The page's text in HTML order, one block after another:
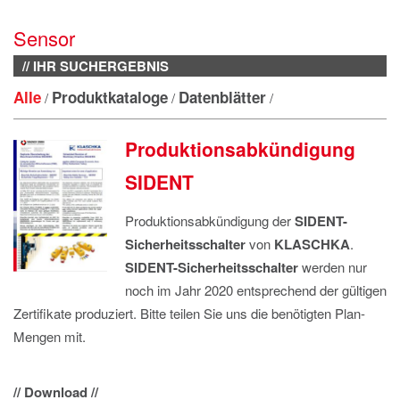
DATENSCHUTZ
Sensor
// IHR SUCHERGEBNIS
Alle/ Produktkataloge/ Datenblätter/
Produktionsabkündigung
SIDENT
Produktionsabkündigung derSIDENT-
Sicherheitsschaltervon KLASCHKA.
SIDENT-Sicherheitsschalterwerden nur
noch im Jahr 2020 entsprechend der gültigen
Zertifikate produziert. Bitte teilen Sie uns die benötigten Plan-
Mengen mit.
// Download //